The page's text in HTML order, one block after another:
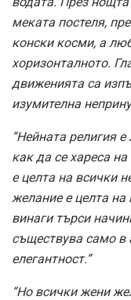
меката постеля,
конски косми, а
хоризонталното.
движенията са
изумителна
“Нейната религия
как да се хареса
е целта на всички
желание е целта на
винаги търси
съществува само в
елегантност.”
“Но всички жени